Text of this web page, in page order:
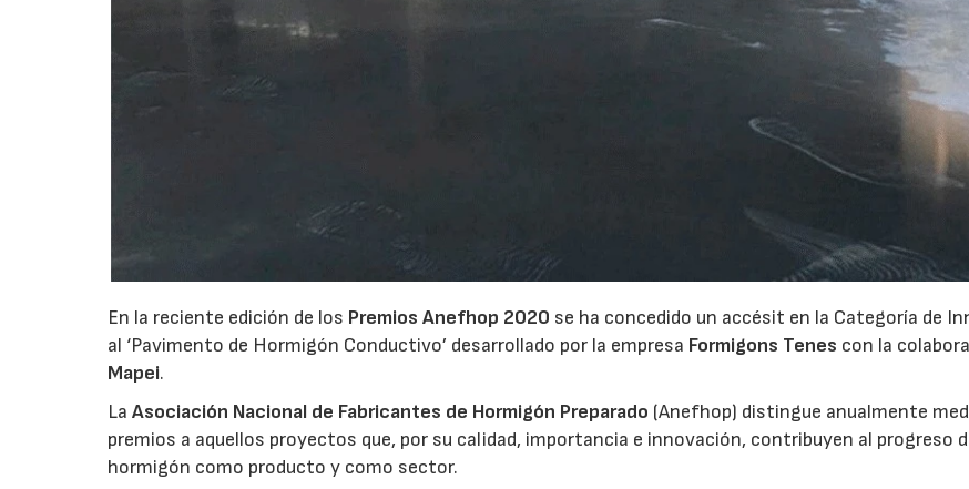
En la reciente edición de los Premios Anefhop 2020 se ha concedido un accésit en la Categoría de
al ‘Pavimento de Hormigón Conductivo’ desarrollado por la empresa Formigons Tenes con la
Mapei.
LaAsociación Nacional de Fabricantes de Hormigón Preparado (Anefhop) distingue anualmente
premios a aquellos proyectos que, por su calidad, importancia e innovación, contribuyen al progreso
hormigón como producto y como sector.